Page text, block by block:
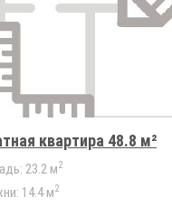
квартира 48.8 м²
23.2 м2
14.4 м2